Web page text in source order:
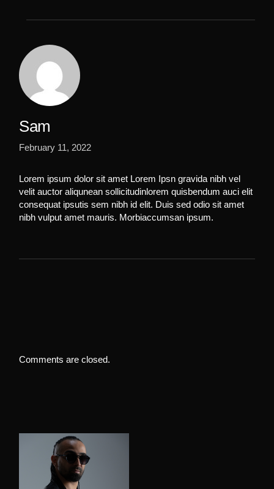
Sam
February 11, 2022
Lorem ipsum dolor sit amet Lorem Ipsn gravida nibh vel
velit auctor aliqunean sollicitudinlorem quisbendum auci elit
consequat ipsutis sem nibh id elit. Duis sed odio sit amet
nibh vulput amet mauris. Morbiaccumsan ipsum.
Comments are closed.